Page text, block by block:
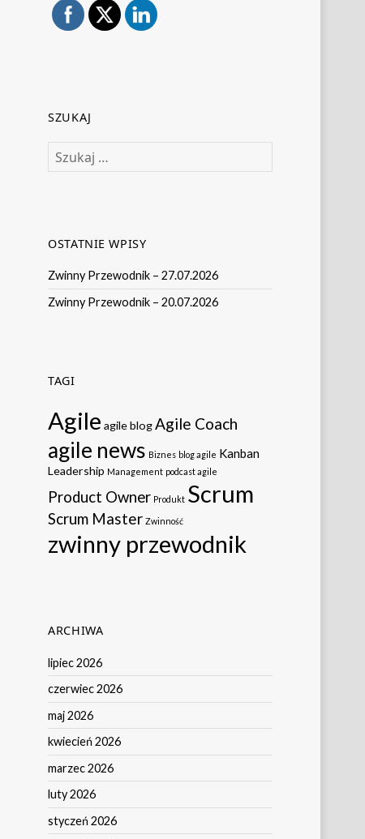
SZUKAJ
OSTATNIE WPISY
Zwinny Przewodnik – 27.07.2026
Zwinny Przewodnik – 20.07.2026
TAGI
Agile agile blogAgile Coach
agile news Biznes blog agile Kanban
Leadership Management podcast agile
Product Owner Produkt Scrum
Scrum Master Zwinność
zwinny przewodnik
ARCHIWA
lipiec 2026
czerwiec 2026
maj 2026
kwiecień 2026
marzec 2026
luty 2026
styczeń 2026